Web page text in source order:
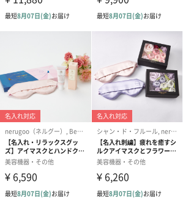
全体重量
商品オプション情報
紙袋
お渡し用の紙袋です。
商品に合わせたサイズをお届けします。